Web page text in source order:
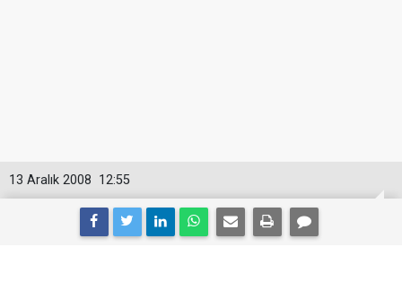
12:55
13 Aralık 2008